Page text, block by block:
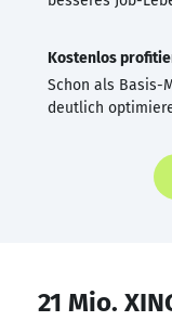
Kostenlos
Schon als Basis-
deutlich
21 Mio.